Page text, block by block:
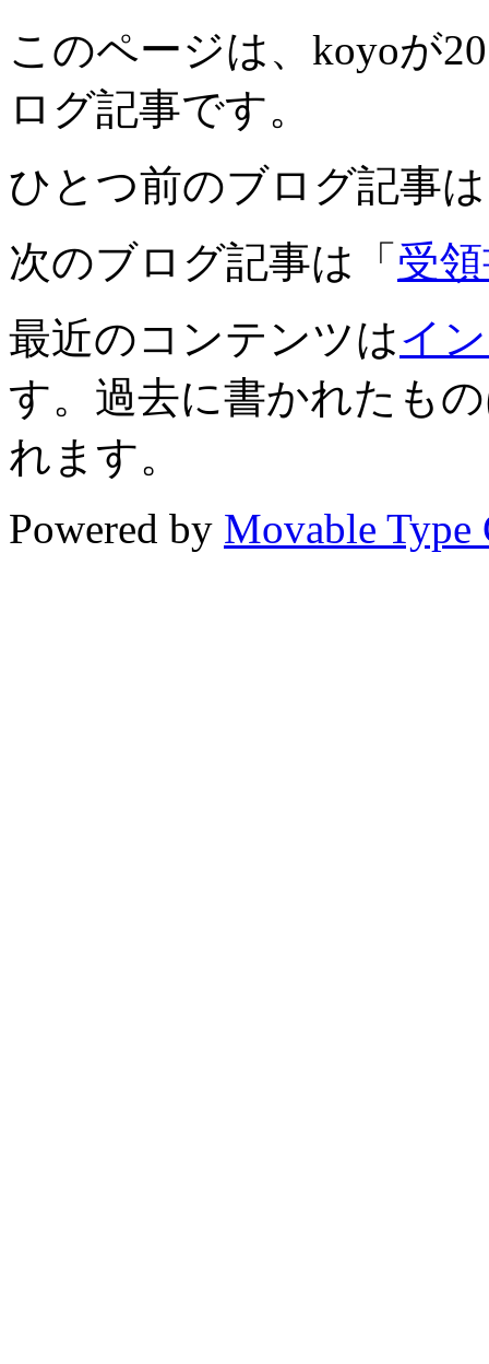
このページは、koyoが
ログ記事です。
ひとつ前のブログ記事
次のブログ記事は「 受
最近のコンテンツはイ
す。過去に書かれたも
れます。
Powered by Movable Type